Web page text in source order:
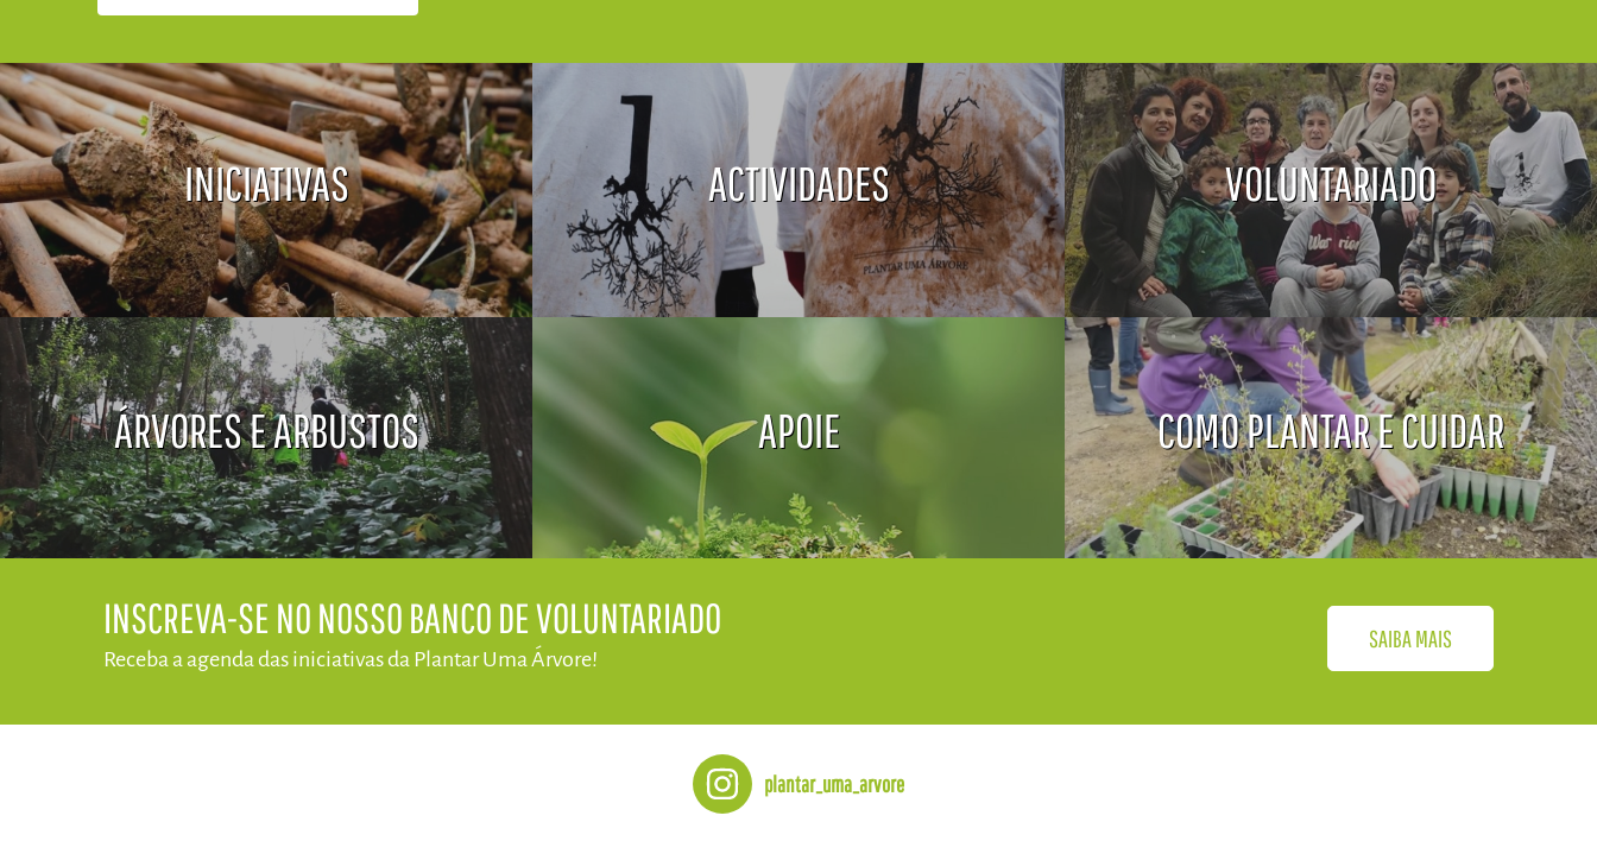
INICIATIVAS ACTIVIDADES VOLUNTARIADO
ÁRVORES E ARBUSTOS APOIE COMO PLANTAR E CUIDAR
​INSCREVA-SE NO NOSSO BANCO DE VOLUNTARIADO
Receba a agenda das iniciativas da​ Plantar Uma Árvore!
SAIBA MAIS
plantar_uma_arvore